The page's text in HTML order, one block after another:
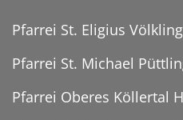
Pfarrei St. Eligius
Pfarrei St. Michael
Pfarrei Oberes Köllertal